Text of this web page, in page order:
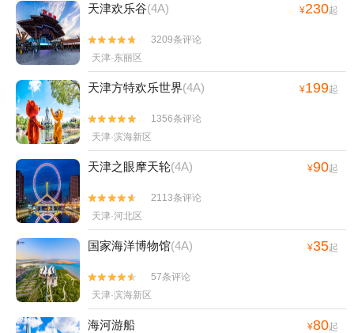
天津欢乐谷(4A) ¥230起


3209条评论
天津·东丽区
天津方特欢乐世界(4A) ¥199起


1356条评论
天津·滨海新区
天津之眼摩天轮(4A) ¥90起


2113条评论
天津·河北区
国家海洋博物馆(4A) ¥35起


57条评论
天津·滨海新区
海河游船 ¥80起